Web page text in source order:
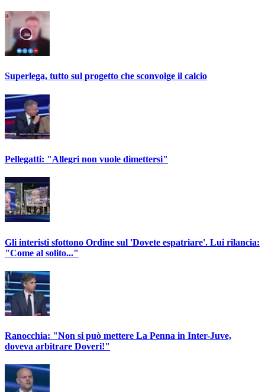
Superlega, tutto sul progetto che sconvolge il calcio
Pellegatti: "Allegri non vuole dimettersi"
Gli interisti sfottono Ordine sul 'Dovete espatriare'. Lui rilancia:
"Come al solito..."
Ranocchia: "Non si può mettere La Penna in Inter-Juve,
doveva arbitrare Doveri!"